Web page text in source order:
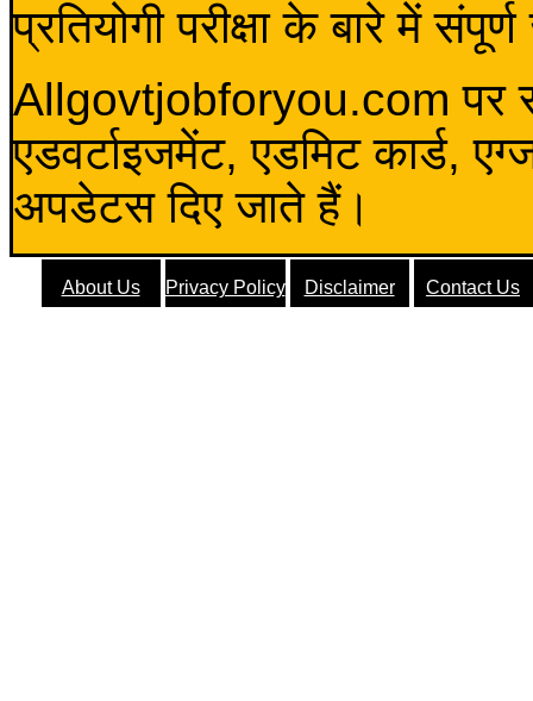
प्रतियोगी परीक्षा के बारे में
Allgovtjobforyou.com पर
एडवर्टाइजमेंट, एडमिट कार्ड,
अपडेटस दिए जाते हैं।
About Us Privacy Policy Disclaimer Contact Us